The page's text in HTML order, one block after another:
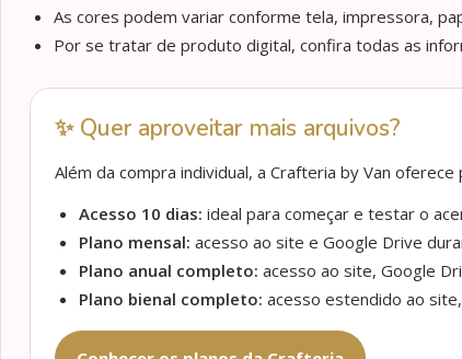
As cores podem variar conforme tela, impressora,
Por se tratar de produto digital, confira todas as
✨ Quer aproveitar mais arquivos?
Além da compra individual, a Crafteria by Van
Acesso 10 dias: ideal para começar e testar o
Plano mensal: acesso ao site e Google Drive
Plano anual completo: acesso ao site, Google
Plano bienal completo: acesso estendido ao